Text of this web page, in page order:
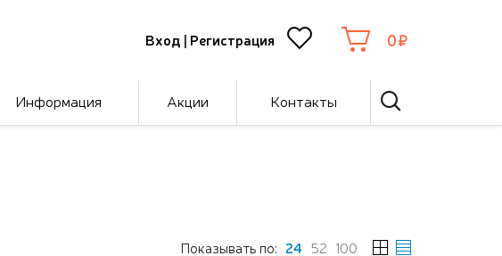
Вход | Регистрация 0
Информация Акции Контакты
Показывать по: 24 52 100